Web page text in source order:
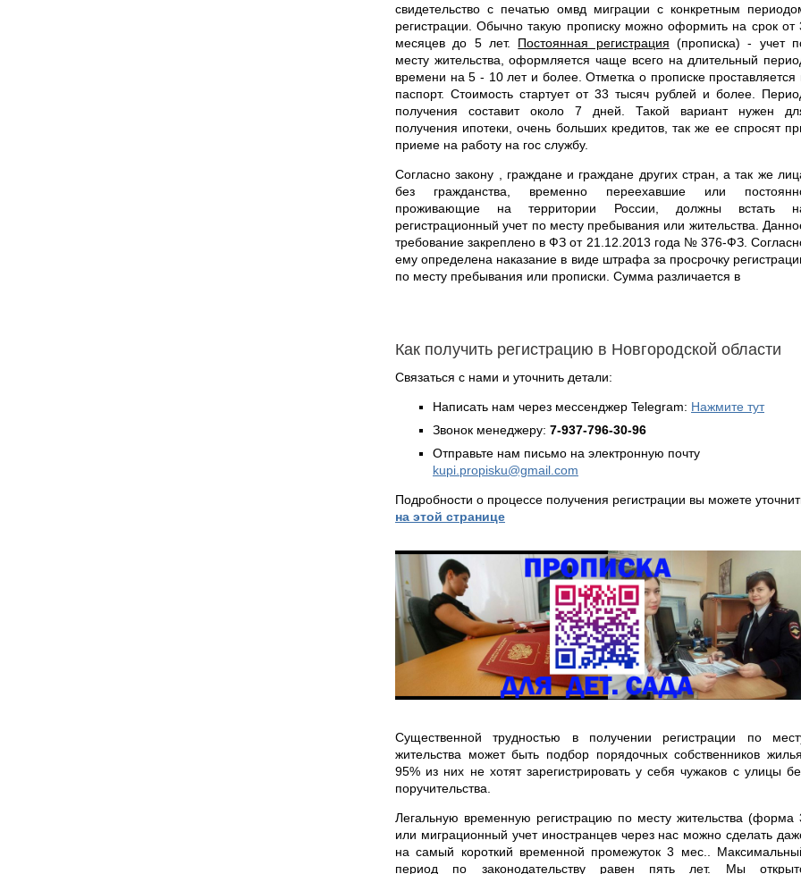
свидетельство с печатью омвд миграции с конкретным
регистрации. Обычно такую прописку можно оформить на срок от
месяцев до 5 лет. Постоянная регистрация (прописка) - учет
месту жительства, оформляется чаще всего на длительный
времени на 5 - 10 лет и более. Отметка о прописке проставляется
паспорт. Стоимость стартует от 33 тысяч рублей и более.
получения составит около 7 дней. Такой вариант нужен
получения ипотеки, очень больших кредитов, так же ее спросят
приеме на работу на гос службу.
Согласно закону , граждане и граждане других стран, а так же
без гражданства, временно переехавшие или
проживающие на территории России, должны встать
регистрационный учет по месту пребывания или жительства.
требование закреплено в ФЗ от 21.12.2013 года № 376-ФЗ.
ему определена наказание в виде штрафа за просрочку
по месту пребывания или прописки. Сумма различается в
Как получить регистрацию в Новгородской области
Связаться с нами и уточнить детали:
Написать нам через мессенджер Telegram: Нажмите тут
Звонок менеджеру: 7-937-796-30-96
Отправьте нам письмо на электронную почту
kupi.propisku@gmail.com
Подробности о процессе получения регистрации вы можете
на этой странице
Существенной трудностью в получении регистрации по
жительства может быть подбор порядочных собственников жилья.
95% из них не хотят зарегистрировать у себя чужаков с улицы
поручительства.
Легальную временную регистрацию по месту жительства (форма
или миграционный учет иностранцев через нас можно сделать
на самый короткий временной промежуток 3 мес..
период по законодательству равен пять лет. Мы